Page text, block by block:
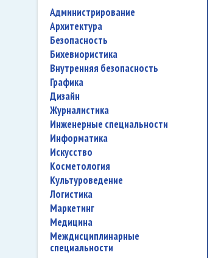
администрирование
архитектура
безопасность
бихевиористика
внутренняя безопасность
графика
дизайн
журналистика
инженерные специальности
информатика
искусство
косметология
культуроведение
логистика
маркетинг
медицина
междисциплинарные
специальности